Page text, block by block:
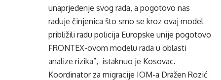
unaprjeđenje svog rada, a pogotovo nas
raduje činjenica što smo se kroz ovaj model
približili radu policija Europske unije pogotovo
FRONTEX-ovom modelu rada u oblasti
analize rizika”, istaknuo je Kosovac.
Koordinator za migracije IOM-a Dražen Rozić